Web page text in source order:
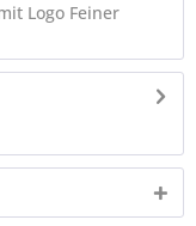
Logo Feiner